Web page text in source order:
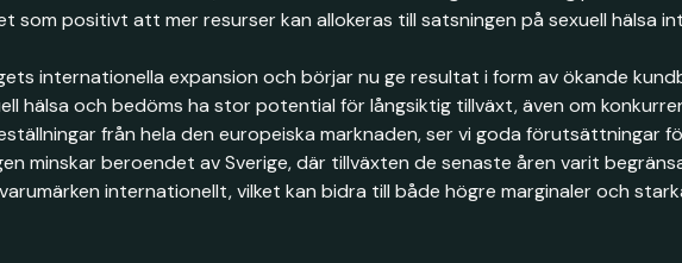
positivt att mer resurser kan allokeras till satsningen på sexuell hälsa
internationella expansion och börjar nu ge resultat i form av ökande
hälsa och bedöms ha stor potential för långsiktig tillväxt, även om
från hela den europeiska marknaden, ser vi goda förutsättningar
minskar beroendet av Sverige, där tillväxten de senaste åren varit
internationellt, vilket kan bidra till både högre marginaler och